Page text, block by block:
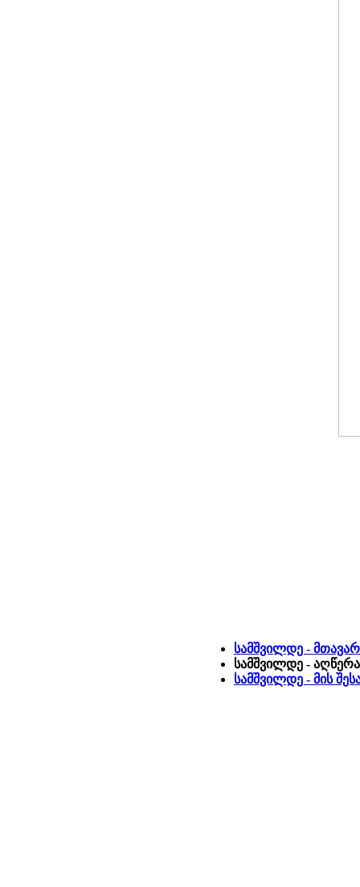
სამშვილდე -
სამშვილდე -
სამშვილდე - მის